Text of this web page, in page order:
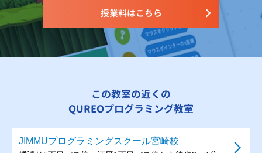
授業料はこちら
この教室の近くの
QUREOプログラミング教室
JIMMUプログラミングスクール宮崎校